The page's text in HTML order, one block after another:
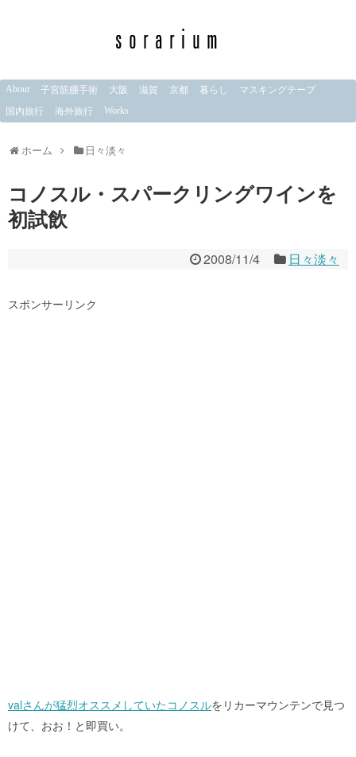
About 子宮筋腫手術 大阪 滋賀 京都 暮らし
マスキングテープ
国内旅行
海外旅行 Works
ホーム 日々淡々
コノスル・スパークリングワインを
初試飲
2008/11/4 日々淡々
スポンサーリンク
valさんが猛烈オススメしていたコノスルをリカーマウンテンで見つ
けて、おお！と即買い。